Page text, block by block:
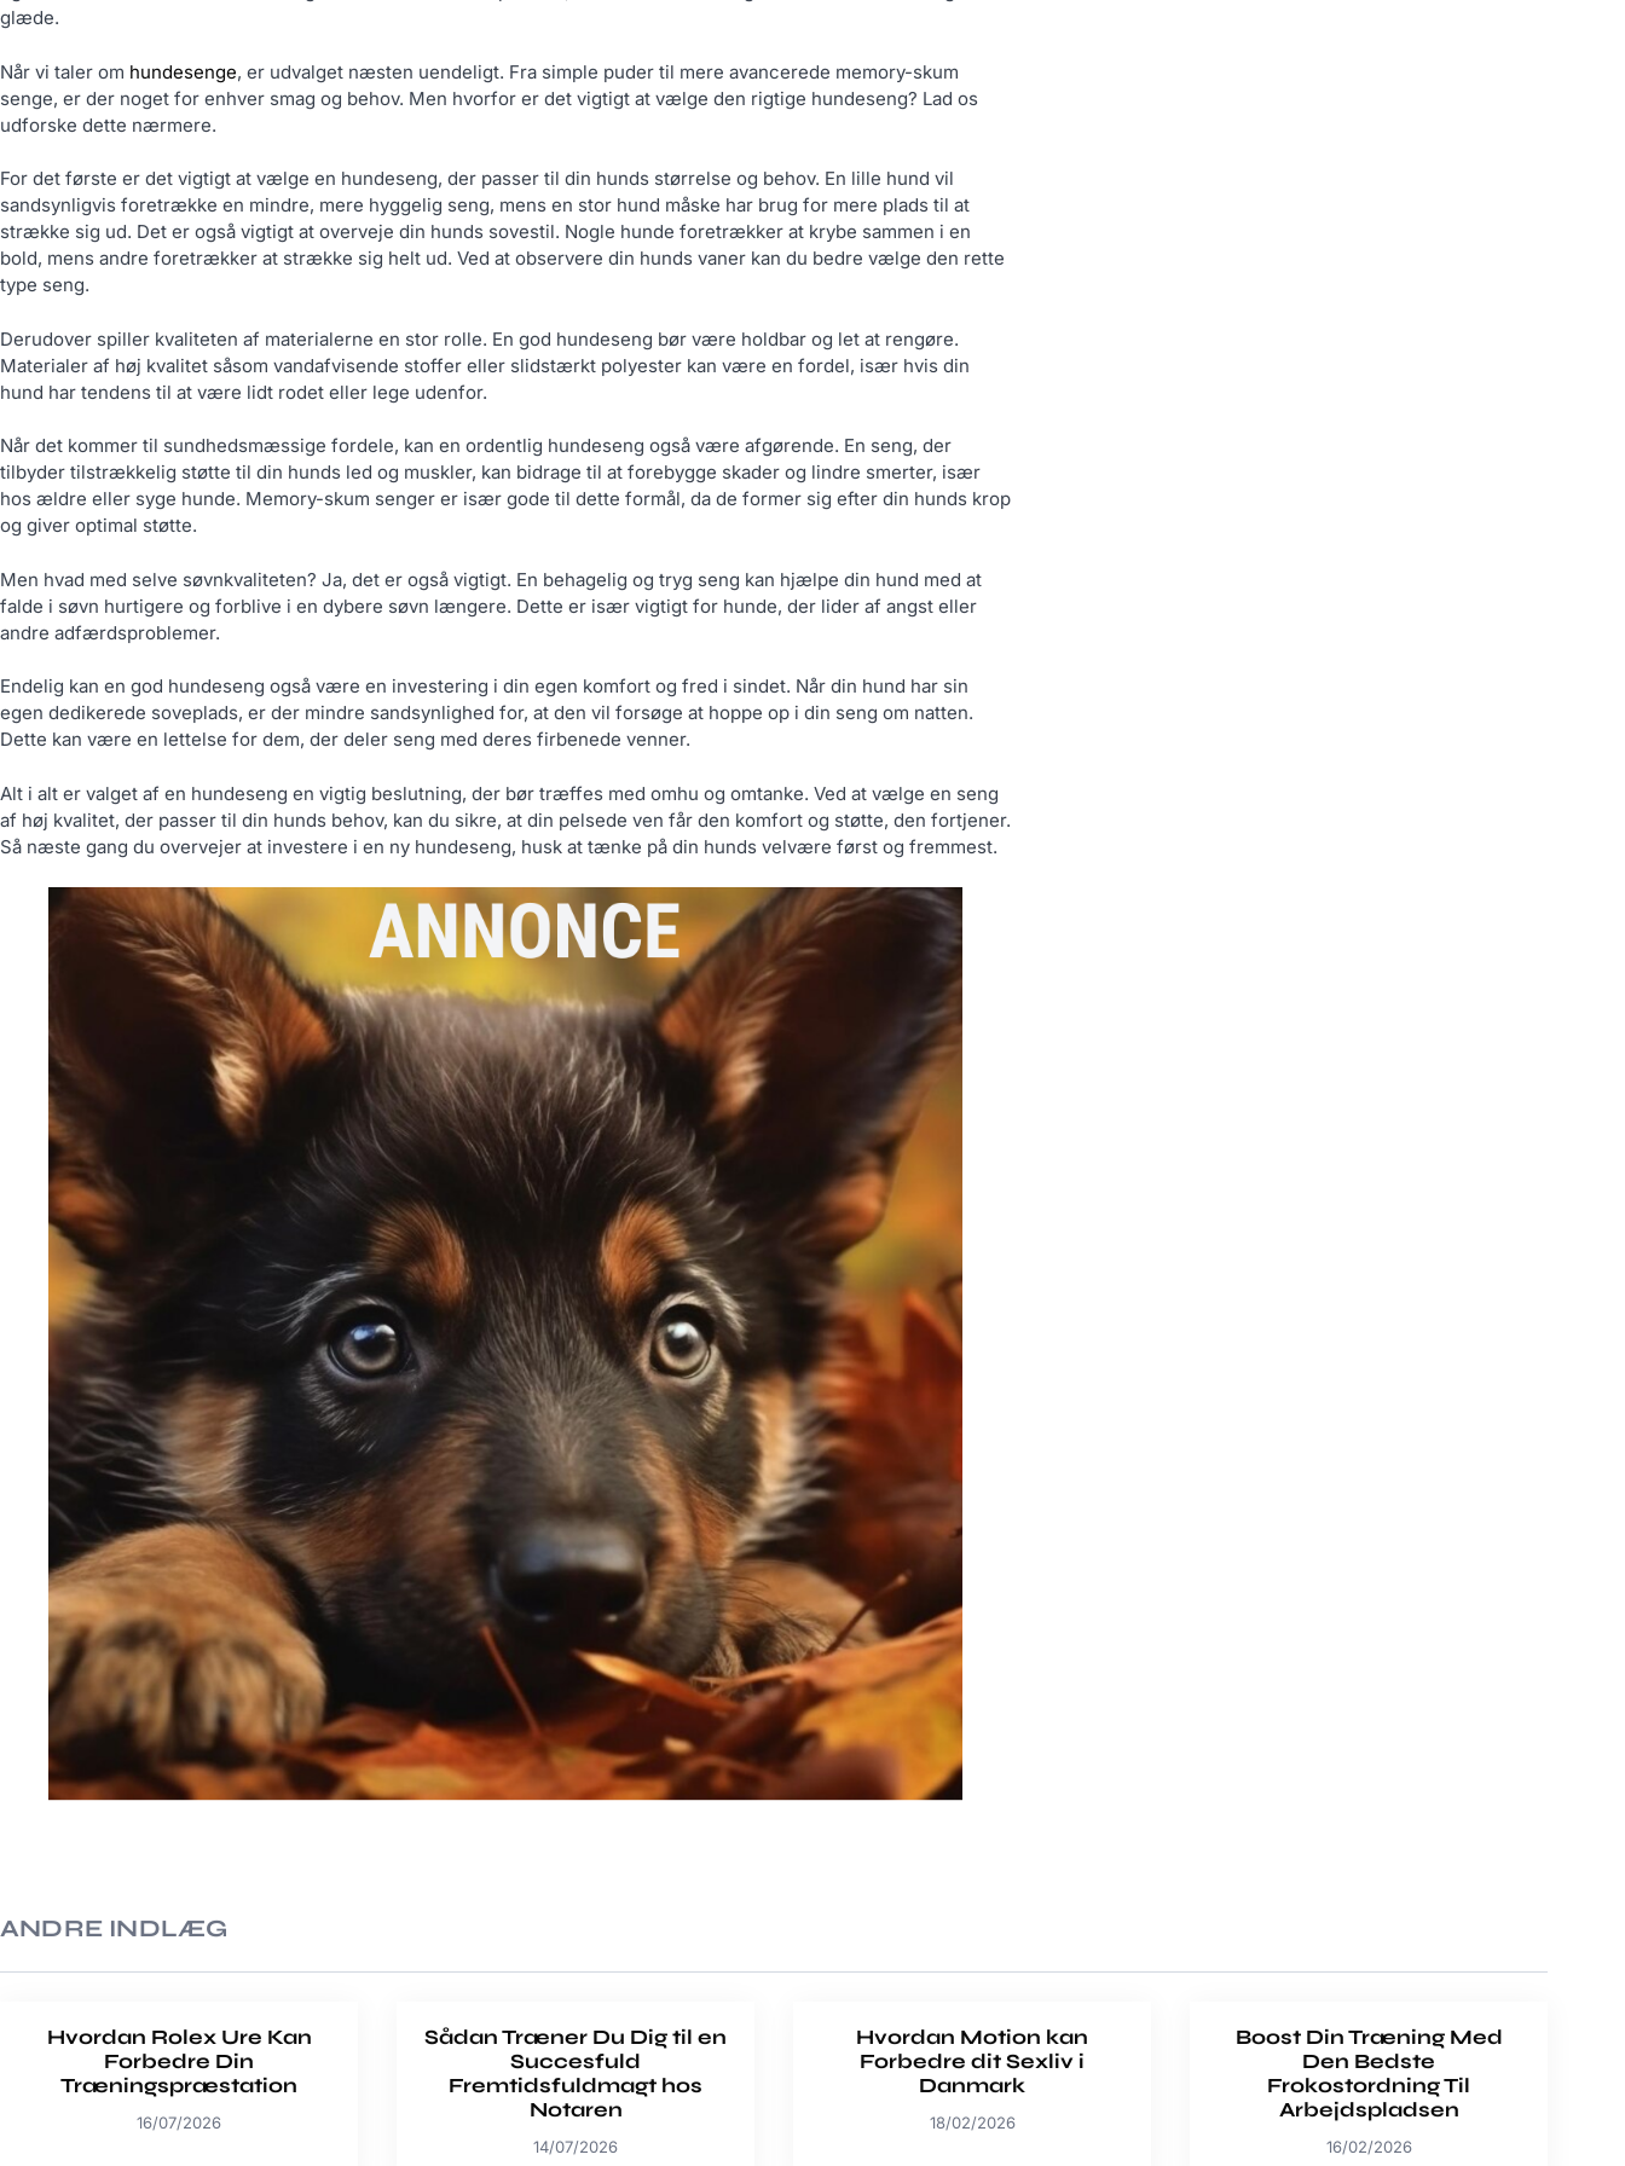
glæde.
Når vi taler om hundesenge, er udvalget næsten uendeligt. Fra simple puder til mere avancerede memory-skum
senge, er der noget for enhver smag og behov. Men hvorfor er det vigtigt at vælge den rigtige hundeseng? Lad os
udforske dette nærmere.
For det første er det vigtigt at vælge en hundeseng, der passer til din hunds størrelse og behov. En lille hund vil
sandsynligvis foretrække en mindre, mere hyggelig seng, mens en stor hund måske har brug for mere plads til at
strække sig ud. Det er også vigtigt at overveje din hunds sovestil. Nogle hunde foretrækker at krybe sammen i en
bold, mens andre foretrækker at strække sig helt ud. Ved at observere din hunds vaner kan du bedre vælge den rette
type seng.
Derudover spiller kvaliteten af materialerne en stor rolle. En god hundeseng bør være holdbar og let at rengøre.
Materialer af høj kvalitet såsom vandafvisende stoffer eller slidstærkt polyester kan være en fordel, især hvis din
hund har tendens til at være lidt rodet eller lege udenfor.
Når det kommer til sundhedsmæssige fordele, kan en ordentlig hundeseng også være afgørende. En seng, der
tilbyder tilstrækkelig støtte til din hunds led og muskler, kan bidrage til at forebygge skader og lindre smerter, især
hos ældre eller syge hunde. Memory-skum senger er især gode til dette formål, da de former sig efter din hunds krop
og giver optimal støtte.
Men hvad med selve søvnkvaliteten? Ja, det er også vigtigt. En behagelig og tryg seng kan hjælpe din hund med at
falde i søvn hurtigere og forblive i en dybere søvn længere. Dette er især vigtigt for hunde, der lider af angst eller
andre adfærdsproblemer.
Endelig kan en god hundeseng også være en investering i din egen komfort og fred i sindet. Når din hund har sin
egen dedikerede soveplads, er der mindre sandsynlighed for, at den vil forsøge at hoppe op i din seng om natten.
Dette kan være en lettelse for dem, der deler seng med deres firbenede venner.
Alt i alt er valget af en hundeseng en vigtig beslutning, der bør træffes med omhu og omtanke. Ved at vælge en seng
af høj kvalitet, der passer til din hunds behov, kan du sikre, at din pelsede ven får den komfort og støtte, den fortjener.
Så næste gang du overvejer at investere i en ny hundeseng, husk at tænke på din hunds velvære først og fremmest.
ANDRE INDLÆG
Hvordan Rolex Ure Kan
Forbedre Din
Træningspræstation
16/07/2026
Sådan Træner Du Dig til en
Succesfuld
Fremtidsfuldmagt hos
Notaren
14/07/2026
Hvordan Motion kan
Forbedre dit Sexliv i
Danmark
18/02/2026
Boost Din Træning Med
Den Bedste
Frokostordning Til
Arbejdspladsen
16/02/2026